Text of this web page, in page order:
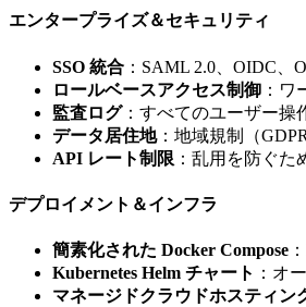
エンタープライズ＆セキュリティ
SSO 統合 ：SAML 2.0、OIDC、
ロールベースアクセス制御 ：
監査ログ：すべてのユーザー操
データ居住地：地域規制（
API レート制限 ：乱用を防ぐ
デプロイメント＆インフラ
簡素化された Docker Compose
Kubernetes Helm チャート ：オ
マネージドクラウドホスティン